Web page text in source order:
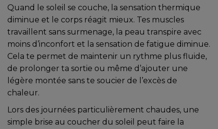
Quand le soleil se couche, la sensation thermique
diminue et le corps réagit mieux. Tes muscles
travaillent sans surmenage, la peau transpire avec
moins d’inconfort et la sensation de fatigue diminue.
Cela te permet de maintenir un rythme plus fluide,
de prolonger ta sortie ou même d’ajouter une
légère montée sans te soucier de l’excès de
chaleur.
Lors des journées particulièrement chaudes, une
simple brise au coucher du soleil peut faire la